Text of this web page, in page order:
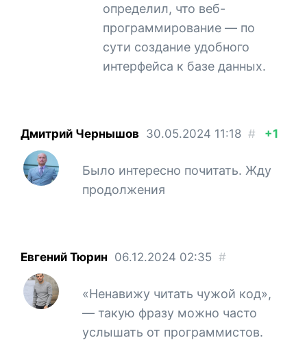
определил, что веб-
программирование — по
сути создание удобного
интерфейса к базе данных.
Дмитрий Чернышов 30.05.2024 11:18 # +1
Было интересно почитать. Жду
продолжения
Евгений Тюрин 06.12.2024 02:35 #
«Ненавижу читать чужой код»,
— такую фразу можно часто
услышать от программистов.